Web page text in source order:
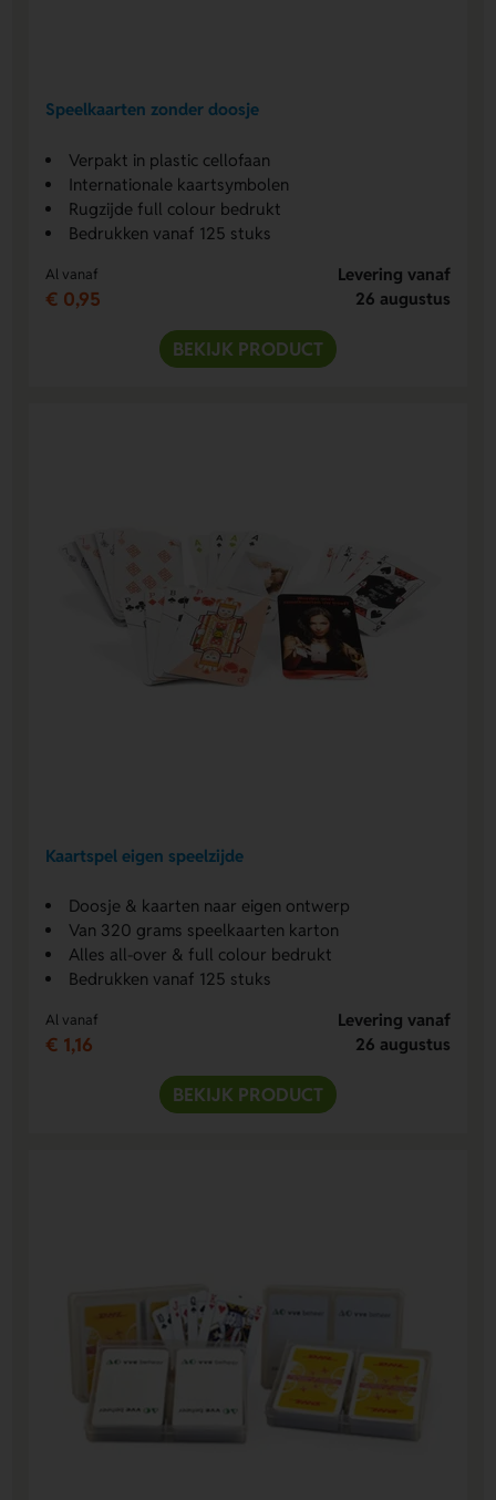
Speelkaarten zonder doosje
Verpakt in plastic cellofaan
Internationale kaartsymbolen
Rugzijde full colour bedrukt
Bedrukken vanaf 125 stuks
Al vanaf
€ 0,95
Levering vanaf
26 augustus
BEKIJK PRODUCT
Kaartspel eigen speelzijde
Doosje & kaarten naar eigen ontwerp
Van 320 grams speelkaarten karton
Alles all-over & full colour bedrukt
Bedrukken vanaf 125 stuks
Al vanaf
€ 1,16
Levering vanaf
26 augustus
BEKIJK PRODUCT